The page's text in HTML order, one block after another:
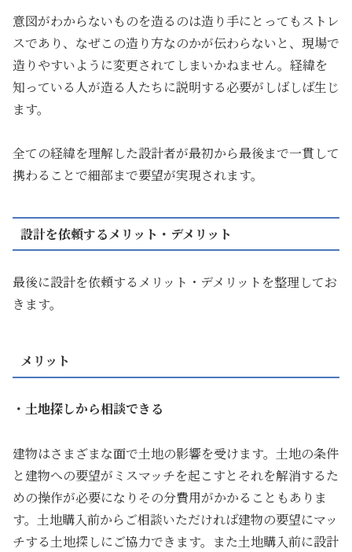
意図がわからないものを造るのは造り手にとってもストレ
スであり、なぜこの造り方なのかが伝わらないと、現場で
造りやすいように変更されてしまいかねません。経緯を
知っている人が造る人たちに説明する必要がしばしば生じ
ます。
全ての経緯を理解した設計者が最初から最後まで一貫して
携わることで細部まで要望が実現されます。
設計を依頼するメリット・デメリット
最後に設計を依頼するメリット・デメリットを整理してお
きます。
メリット
・土地探しから相談できる
建物はさまざまな面で土地の影響を受けます。土地の条件
と建物への要望がミスマッチを起こすとそれを解消するた
めの操作が必要になりその分費用がかかることもありま
す。土地購入前からご相談いただければ建物の要望にマッ
チする土地探しにご協力できます。また土地購入前に設計